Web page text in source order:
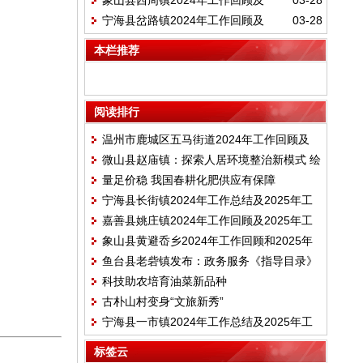
2025年工作安排
03-28
宁海县岔路镇2024年工作回顾及
2025年工作任务
本栏推荐
阅读排行
温州市鹿城区五马街道2024年工作回顾及
2025年重点工作
微山县赵庙镇：探索人居环境整治新模式 绘
就乡村“和美画卷”
量足价稳 我国春耕化肥供应有保障
宁海县长街镇2024年工作总结及2025年工
作思路
嘉善县姚庄镇2024年工作回顾及2025年工
作任务
象山县黄避岙乡2024年工作回顾和2025年
工作安排
鱼台县老砦镇发布：政务服务《指导目录》
清单（2024年版）
科技助农培育油菜新品种
古朴山村变身“文旅新秀”
宁海县一市镇2024年工作总结及2025年工
作思路
标签云